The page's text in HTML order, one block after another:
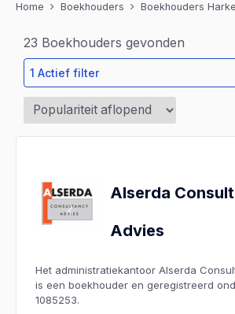
Home Boekhouders Boekhouders
23 Boekhouders gevonden
1 Actief filter
Alserda
Advies
Het administratiekantoor Alserda
is een boekhouder en geregistreerd
1085253.